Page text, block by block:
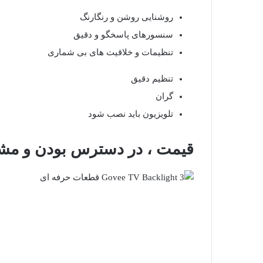
روشنایی روشن و رنگارنگ
سنسورهای پاسخگو و دقیق
تنظیمات و خلاقیت های بی شماری
تنظیم دقیق
گران
تلویزیون باید نصب شود
قیمت ، در دسترس بودن و